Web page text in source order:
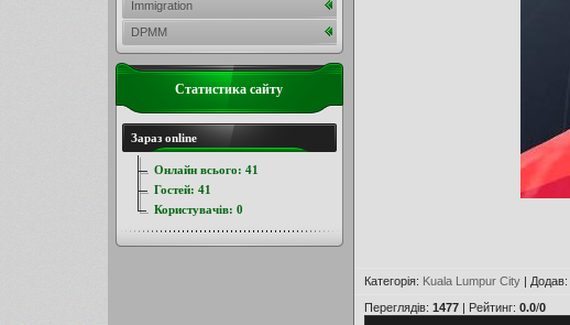
Категорія: Kuala Lumpur City| Додав:
Переглядів: 1477| Рейтинг: 0.0/0
Immigration
DPMM
Статистика сайту
Зараз online
Онлайн всього: 41
Гостей: 41
Користувачів: 0